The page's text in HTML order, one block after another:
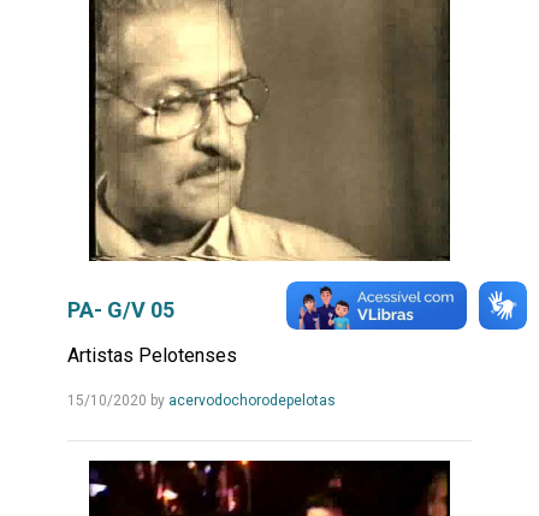
PA- G/V 05
Artistas Pelotenses
15/10/2020 by acervodochorodepelotasLeia